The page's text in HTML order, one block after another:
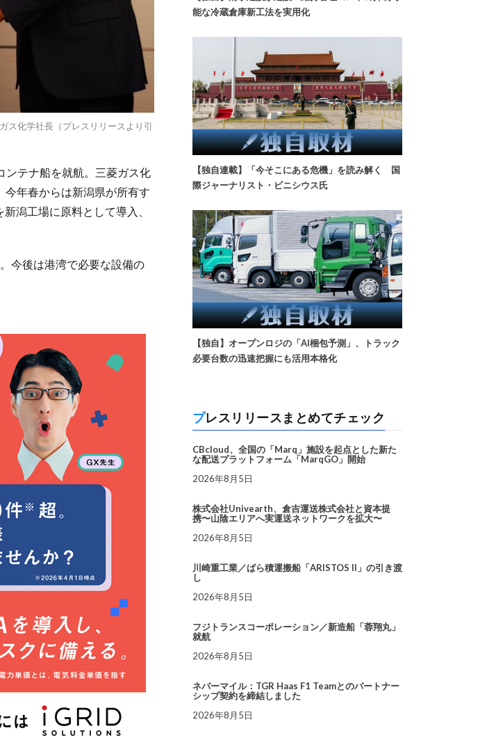
ス化学社長（プレスリリースより引
ンテナ船を就航。三菱ガス化
年春からは新潟県が所有す
潟工場に原料として導入、
今後は港湾で必要な設備の
能な冷蔵倉庫新工法を実用化
【独自連載】「今そこにある危機」を読み解く 国
際ジャーナリスト・ビニシウス氏
【独自】オープンロジの「AI梱包予測」、トラック
必要台数の迅速把握にも活用本格化
プレスリリースまとめてチェック
CBcloud、全国の「Marq」施設を起点とした新た
な配送プラットフォーム「MarqGO」開始
2026年8月5日
株式会社Univearth、倉吉運送株式会社と資本提
携〜山陰エリアへ実運送ネットワークを拡大〜
2026年8月5日
川崎重工業／ばら積運搬船「ARISTOS II」の引き渡
し
2026年8月5日
フジトランスコーポレーション／新造船「蓉翔丸」
就航
2026年8月5日
ネバーマイル：TGR Haas F1 Teamとのパートナー
シップ契約を締結しました
2026年8月5日